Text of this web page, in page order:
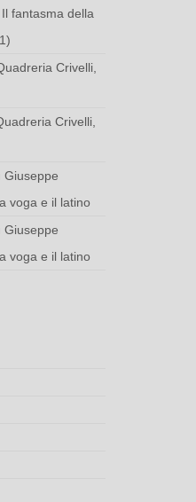
Il fantasma della
Crivelli,
Crivelli,
Giuseppe
voga e il latino
Giuseppe
voga e il latino